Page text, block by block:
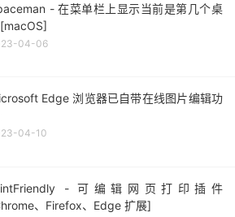
- 在菜单栏上显示当前是第几个桌
04-06
Edge 浏览器已自带在线图片编辑功
04-10
- 可编辑网页打印插件
、Firefox、Edge 扩展]